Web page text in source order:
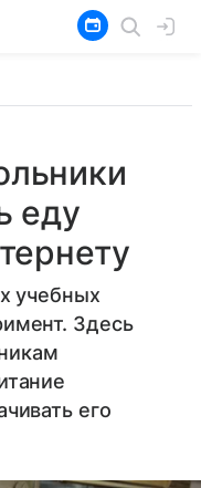
еду
учебных
Здесь
его